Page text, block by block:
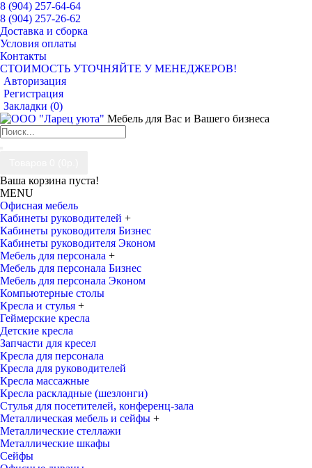
8 (904) 257-64-64
8 (904) 257-26-62
Доставка и сборка
Условия оплаты
Контакты
СТОИМОСТЬ УТОЧНЯЙТЕ У МЕНЕДЖЕРОВ!
Авторизация
Регистрация
Закладки (0)
Мебель для Вас и Вашего бизнеса
Ваша корзина пуста!
MENU
Офисная мебель
Кабинеты руководителей +
Кабинеты руководителя Бизнес
Кабинеты руководителя Эконом
Мебель для персонала +
Мебель для персонала Бизнес
Мебель для персонала Эконом
Компьютерные столы
Кресла и стулья +
Геймерские кресла
Детские кресла
Запчасти для кресел
Кресла для персонала
Кресла для руководителей
Кресла массажные
Кресла раскладные (шезлонги)
Стулья для посетителей, конференц-зала
Металлическая мебель и сейфы +
Металлические стеллажи
Металлические шкафы
Сейфы